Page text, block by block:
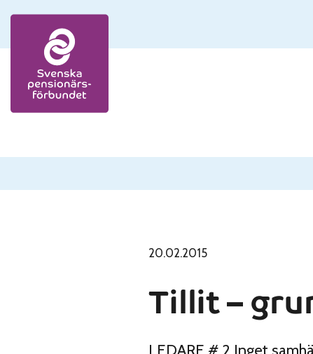
Skip to content
20.02.2015
Tillit –
LEDARE # 2 Inget